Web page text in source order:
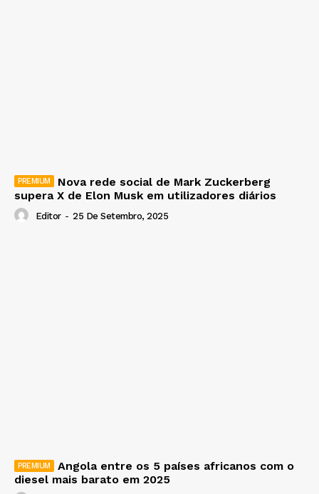
Nova rede social de Mark Zuckerberg
supera X de Elon Musk em utilizadores diários
Editor - 25 De Setembro, 2025
Angola entre os 5 países africanos com o
diesel mais barato em 2025